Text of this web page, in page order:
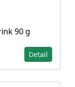
90 g
Detail